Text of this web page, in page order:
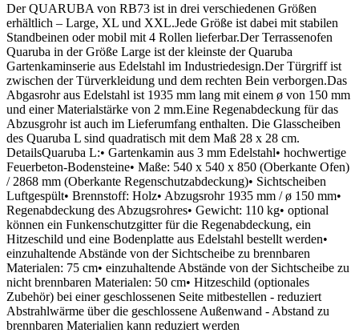
Der QUARUBA von RB73 ist in drei verschiedenen Größen
erhältlich – Large, XL und XXL.Jede Größe ist dabei mit stabilen
Standbeinen oder mobil mit 4 Rollen lieferbar.Der Terrassenofen
Quaruba in der Größe Large ist der kleinste der Quaruba
Gartenkaminserie aus Edelstahl im Industriedesign.Der Türgriff ist
zwischen der Türverkleidung und dem rechten Bein verborgen.Das
Abgasrohr aus Edelstahl ist 1935 mm lang mit einem ø von 150 mm
und einer Materialstärke von 2 mm.Eine Regenabdeckung für das
Abzusgrohr ist auch im Lieferumfang enthalten. Die Glasscheiben
des Quaruba L sind quadratisch mit dem Maß 28 x 28 cm.
DetailsQuaruba L:• Gartenkamin aus 3 mm Edelstahl• hochwertige
Feuerbeton-Bodensteine• Maße: 540 x 540 x 850 (Oberkante Ofen)
/ 2868 mm (Oberkante Regenschutzabdeckung)• Sichtscheiben
Luftgespült• Brennstoff: Holz• Abzugsrohr 1935 mm / ø 150 mm•
Regenabdeckung des Abzugsrohres• Gewicht: 110 kg• optional
können ein Funkenschutzgitter für die Regenabdeckung, ein
Hitzeschild und eine Bodenplatte aus Edelstahl bestellt werden•
einzuhaltende Abstände von der Sichtscheibe zu brennbaren
Materialen: 75 cm• einzuhaltende Abstände von der Sichtscheibe zu
nicht brennbaren Materialen: 50 cm• Hitzeschild (optionales
Zubehör) bei einer geschlossenen Seite mitbestellen - reduziert
Abstrahlwärme über die geschlossene Außenwand - Abstand zu
brennbaren Materialien kann reduziert werden